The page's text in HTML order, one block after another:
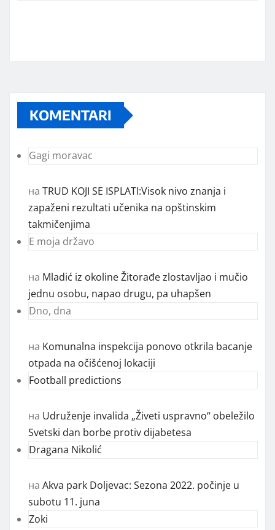
KOMENTARI
Gagi moravac
на TRUD KOJI SE ISPLATI:Visok nivo znanja i
zapaženi rezultati učenika na opštinskim
takmičenjima
E moja državo
на Mladić iz okoline Žitorađe zlostavljao i mučio
jednu osobu, napao drugu, pa uhapšen
Dno, dna
на Komunalna inspekcija ponovo otkrila bacanje
otpada na očišćenoj lokaciji
Football predictions
на Udruženje invalida „Živeti uspravno“ obeležilo
Svetski dan borbe protiv dijabetesa
Dragana Nikolić
на Akva park Doljevac: Sezona 2022. počinje u
subotu 11. juna
Zoki